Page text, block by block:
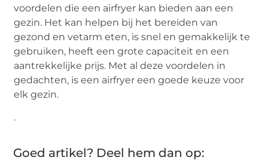
voordelen die een airfryer kan bieden aan een
gezin. Het kan helpen bij het bereiden van
gezond en vetarm eten, is snel en gemakkelijk te
gebruiken, heeft een grote capaciteit en een
aantrekkelijke prijs. Met al deze voordelen in
gedachten, is een airfryer een goede keuze voor
elk gezin.
.
Goed artikel? Deel hem dan op: